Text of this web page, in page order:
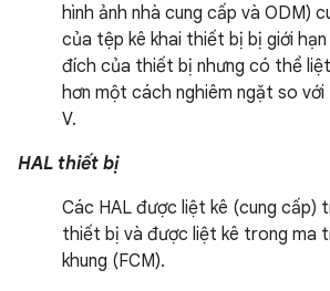
hình ảnh nhà cung cấp và ODM)
của tệp kê khai thiết bị bị giới hạn
đích của thiết bị nhưng có thể
hơn một cách nghiêm ngặt so với
V.
HAL thiết bị
Các HAL được liệt kê (cung cấp)
thiết bị và được liệt kê trong ma
khung (FCM).